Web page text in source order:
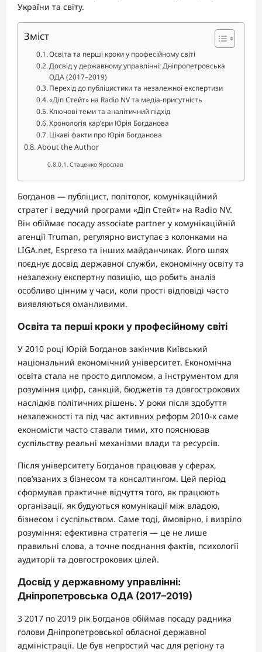
України та світу.
Зміст
Освіта та перші кроки у професійному світі
Досвід у державному управлінні: Дніпропетровська
ОДА (2017–2019)
Перехід до публіцистики та незалежної експертизи
«Діп Стейт» на Radio NV та медіа-присутність
Ключові теми та аналітичний підхід
Хронологія кар’єри Юрія Богданова
Цікаві факти про Юрія Богданова
About the Author
Стаценко Ярослав
Богданов — публіцист, політолог, комунікаційний
стратег і ведучий програми «Діп Стейт» на Radio NV.
Він обіймає посаду associate partner у комунікаційній
агенції Truman, регулярно виступає з колонками на
LIGA.net, Espreso та інших майданчиках. Його шлях
поєднує досвід державної служби, економічну освіту та
незалежну експертну позицію, що робить аналіз
особливо цінним у часи, коли прості відповіді часто
виявляються оманливими.
Освіта та перші кроки у професійному світі
У 2010 році Юрій Богданов закінчив Київський
національний економічний університет. Економічна
освіта стала не просто дипломом, а інструментом для
розуміння цифр, санкцій, бюджетів та довгострокових
наслідків політичних рішень. У роки після здобуття
незалежності та під час активних реформ 2010-х саме
економісти часто ставали тими, хто пояснював
суспільству реальні механізми влади та ресурсів.
Після університету Богданов працював у сферах,
пов’язаних з бізнесом та консалтингом. Цей період
сформував практичне відчуття того, як працюють
організації, як будуються комунікації між владою,
бізнесом і суспільством. Саме тоді, ймовірно, і визріло
розуміння: ефективна стратегія — це не лише
правильні слова, а точне поєднання фактів, психології
аудиторії та довгострокових цілей.
Досвід у державному управлінні:
Дніпропетровська ОДА (2017–2019)
З 2017 по 2019 рік Богданов обіймав посаду радника
голови Дніпропетровської обласної державної
адміністрації. Це був непростий час для регіону та